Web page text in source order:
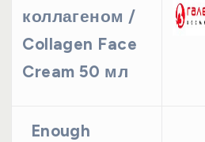
коллагеном /
Collagen Face
Cream 50 мл
Enough